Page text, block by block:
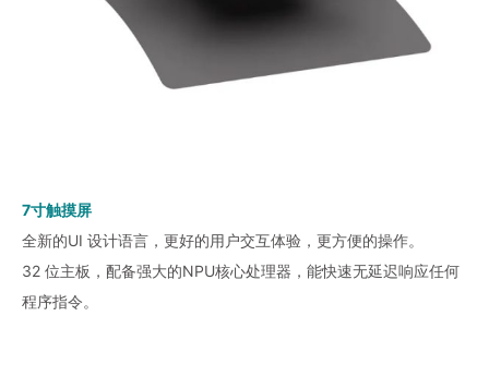
7寸触摸屏
全新的UI 设计语言，更好的用户交互体验，更方便的操作。
32 位主板，配备强大的NPU核心处理器，能快速无延迟响应任何
程序指令。